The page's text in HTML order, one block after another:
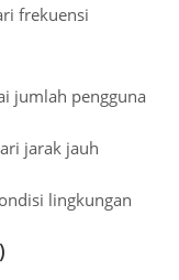
frekuensi
jumlah pengguna
jarak jauh
lingkungan